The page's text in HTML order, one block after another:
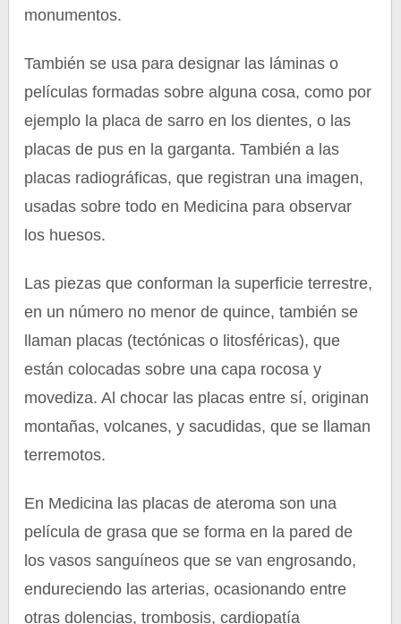
monumentos.
También se usa para designar las láminas o
películas formadas sobre alguna cosa, como por
ejemplo la placa de sarro en los dientes, o las
placas de pus en la garganta. También a las
placas radiográficas, que registran una imagen,
usadas sobre todo en Medicina para observar
los huesos.
Las piezas que conforman la superficie terrestre,
en un número no menor de quince, también se
llaman placas (tectónicas o litosféricas), que
están colocadas sobre una capa rocosa y
movediza. Al chocar las placas entre sí, originan
montañas, volcanes, y sacudidas, que se llaman
terremotos.
En Medicina las placas de ateroma son una
película de grasa que se forma en la pared de
los vasos sanguíneos que se van engrosando,
endureciendo las arterias, ocasionando entre
otras dolencias, trombosis, cardiopatía